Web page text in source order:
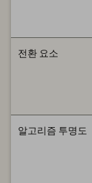
전환 요소
알고리즘 투명도